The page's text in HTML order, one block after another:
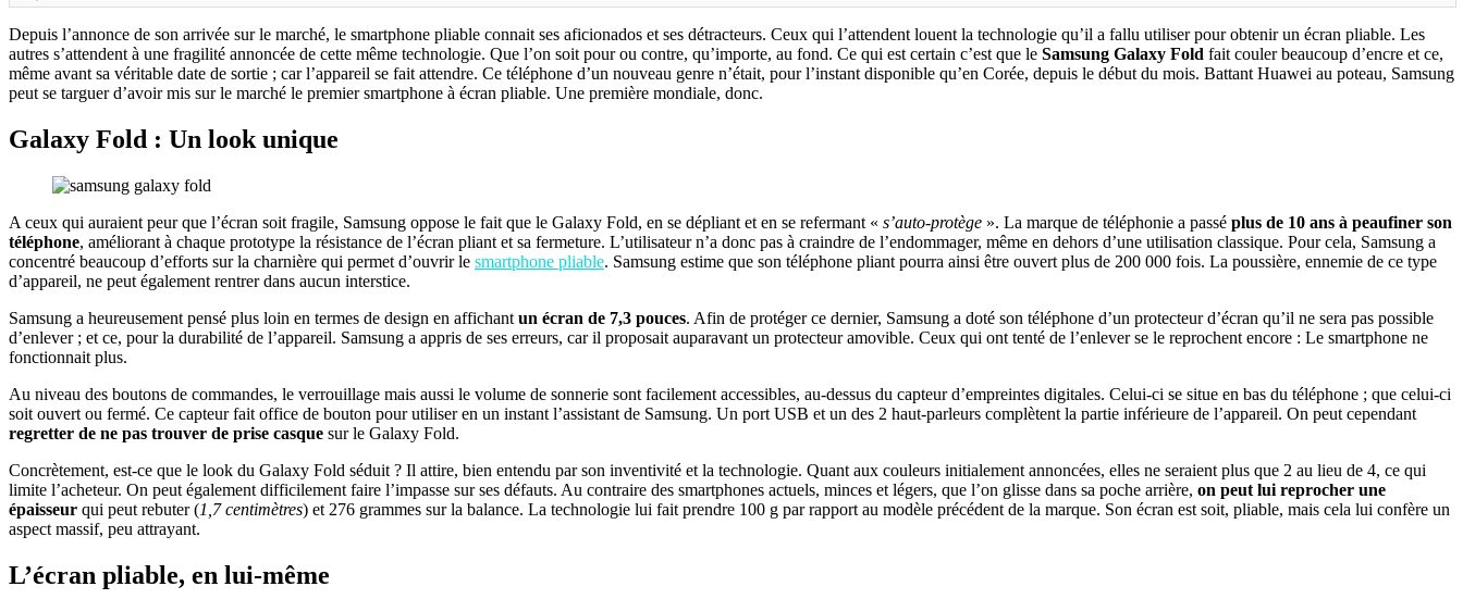
Depuis l’annonce de son arrivée sur le marché, le smartphone pliable connait ses aficionados et ses détracteurs. Ceux qui l’attendent louent la technologie qu’il a fallu utiliser pour obtenir un écran pliable. Les
autres s’attendent à une fragilité annoncée de cette même technologie. Que l’on soit pour ou contre, qu’importe, au fond. Ce qui est certain c’est que le Samsung Galaxy Fold fait couler beaucoup d’encre et ce,
même avant sa véritable date de sortie ; car l’appareil se fait attendre. Ce téléphone d’un nouveau genre n’était, pour l’instant disponible qu’en Corée, depuis le début du mois. Battant Huawei au poteau, Samsung
peut se targuer d’avoir mis sur le marché le premier smartphone à écran pliable. Une première mondiale, donc.
Galaxy Fold : Un look unique
A ceux qui auraient peur que l’écran soit fragile, Samsung oppose le fait que le Galaxy Fold, en se dépliant et en se refermant « s’auto-protège ». La marque de téléphonie a passé plus de 10 ans à peaufiner son
téléphone, améliorant à chaque prototype la résistance de l’écran pliant et sa fermeture. L’utilisateur n’a donc pas à craindre de l’endommager, même en dehors d’une utilisation classique. Pour cela, Samsung a
concentré beaucoup d’efforts sur la charnière qui permet d’ouvrir le smartphone pliable. Samsung estime que son téléphone pliant pourra ainsi être ouvert plus de 200 000 fois. La poussière, ennemie de ce type
d’appareil, ne peut également rentrer dans aucun interstice.
Samsung a heureusement pensé plus loin en termes de design en affichant un écran de 7,3 pouces. Afin de protéger ce dernier, Samsung a doté son téléphone d’un protecteur d’écran qu’il ne sera pas possible
d’enlever ; et ce, pour la durabilité de l’appareil. Samsung a appris de ses erreurs, car il proposait auparavant un protecteur amovible. Ceux qui ont tenté de l’enlever se le reprochent encore : Le smartphone ne
fonctionnait plus.
Au niveau des boutons de commandes, le verrouillage mais aussi le volume de sonnerie sont facilement accessibles, au-dessus du capteur d’empreintes digitales. Celui-ci se situe en bas du téléphone ; que celui-ci
soit ouvert ou fermé. Ce capteur fait office de bouton pour utiliser en un instant l’assistant de Samsung. Un port USB et un des 2 haut-parleurs complètent la partie inférieure de l’appareil. On peut cependant
regretter de ne pas trouver de prise casque sur le Galaxy Fold.
Concrètement, est-ce que le look du Galaxy Fold séduit ? Il attire, bien entendu par son inventivité et la technologie. Quant aux couleurs initialement annoncées, elles ne seraient plus que 2 au lieu de 4, ce qui
limite l’acheteur. On peut également difficilement faire l’impasse sur ses défauts. Au contraire des smartphones actuels, minces et légers, que l’on glisse dans sa poche arrière, on peut lui reprocher une
épaisseur qui peut rebuter (1,7 centimètres) et 276 grammes sur la balance. La technologie lui fait prendre 100 g par rapport au modèle précédent de la marque. Son écran est soit, pliable, mais cela lui confère un
aspect massif, peu attrayant.
L’écran pliable, en lui-même